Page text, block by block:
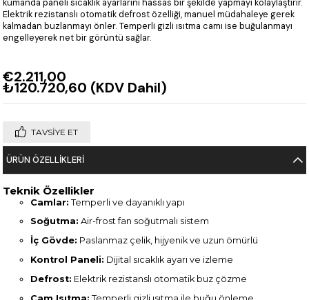
Elektrik rezistanslı otomatik defrost özelliği, manuel müdahaleye gerek
kalmadan buzlanmayı önler. Temperli gizli ısıtma camı ise buğulanmayı
engelleyerek net bir görüntü sağlar.
€2.211,00
₺120.720,60 (KDV Dahil)
TAVSIYE ET
ÜRÜN ÖZELLIKLERI
Teknik Özellikler
Camlar: Temperli ve dayanıklı yapı
Soğutma: Air-frost fan soğutmalı sistem
İç Gövde: Paslanmaz çelik, hijyenik ve uzun ömürlü
Kontrol Paneli: Dijital sıcaklık ayarı ve izleme
Defrost: Elektrik rezistanslı otomatik buz çözme